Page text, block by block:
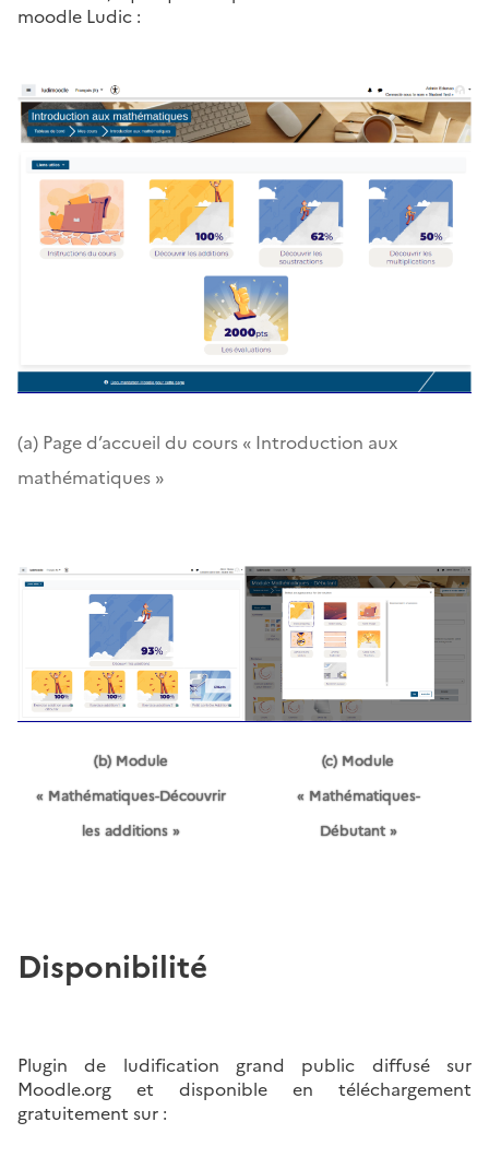
moodle Ludic :
(a) Page d’accueil du cours « Introduction aux
mathématiques »
(b) Module
« Mathématiques-Découvrir
les additions »
(c) Module
« Mathématiques-
Débutant »
Disponibilité
Plugin de ludification grand public diffusé sur
Moodle.org et disponible en téléchargement
gratuitement sur :